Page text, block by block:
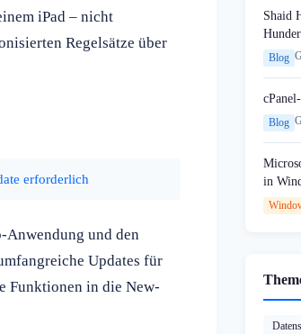
iPad – nicht
Regelsätze über
erforderlich
Anwendung und den
Updates für
Funktionen in die New-
Shaid
Blog
Blog
in